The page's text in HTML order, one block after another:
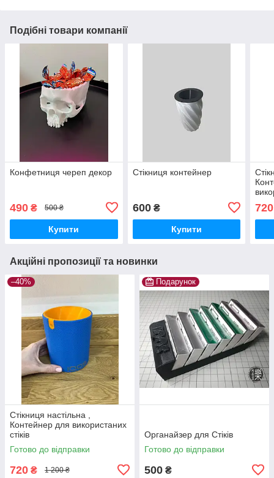
Подібні товари компанії
Конфетниця череп декор
490 ₴ 500 ₴
Купити
Стікниця контейнер
600₴
Купити
720
Акційні пропозиції та новинки
–40%
Стікниця настільна ,
Контейнер для використаних
стіків
Готово до відправки
720 ₴ 1 200 ₴
Подарунок
Органайзер для Стіків
Готово до відправки
500 ₴